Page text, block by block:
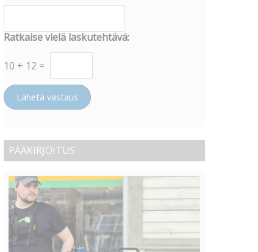
Ratkaise vielä laskutehtävä:
10 + 12 =
Lähetä vastaus
PÄÄKIRJOITUS